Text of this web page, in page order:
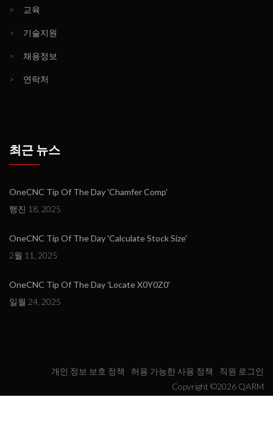
> 교육
> 기술지원
> 채용정보
> 연락처
최근 뉴스
OneCNC Tip Of The Day 'Chamfer Comp'
행진 18, 2025
OneCNC Tip Of The Day 'Calculate Stock Size'
2월 11, 2025
OneCNC Tip Of The Day 'Locate X0Y0Z0'
일월 24, 2025
개인 정보 보호 정책 허용 가능한 사용 정책
직원 로그인
Copyright ©2026 QARM